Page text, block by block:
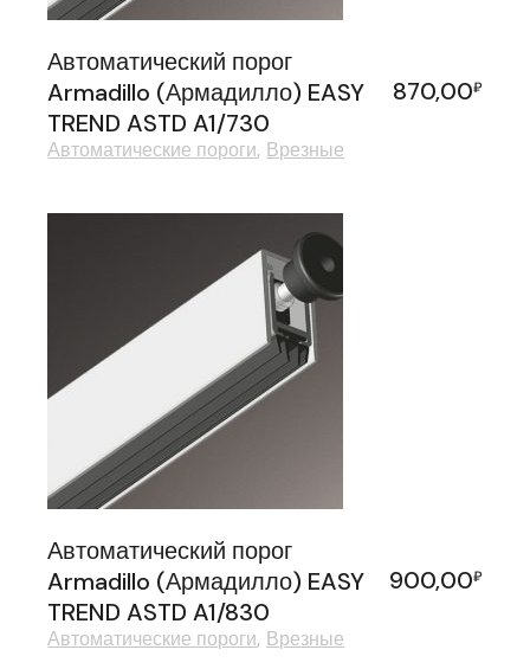
Автоматический порог
Armadillo (Армадилло) EASY
TREND ASTD A1/730
870,00₽
Автоматические пороги Врезные
Автоматический порог
Armadillo (Армадилло) EASY
TREND ASTD A1/830
900,00₽
Автоматические пороги Врезные